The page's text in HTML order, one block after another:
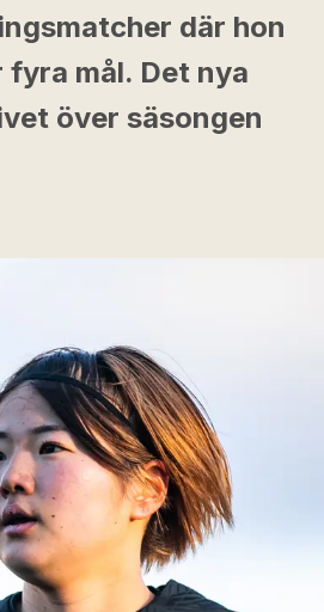
där hon
mål. Det nya
över säsongen